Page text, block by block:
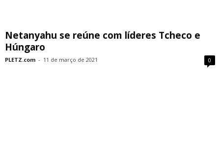
Netanyahu se reúne com líderes Tcheco e
Húngaro
PLETZ.com - 11 de março de 2021 0